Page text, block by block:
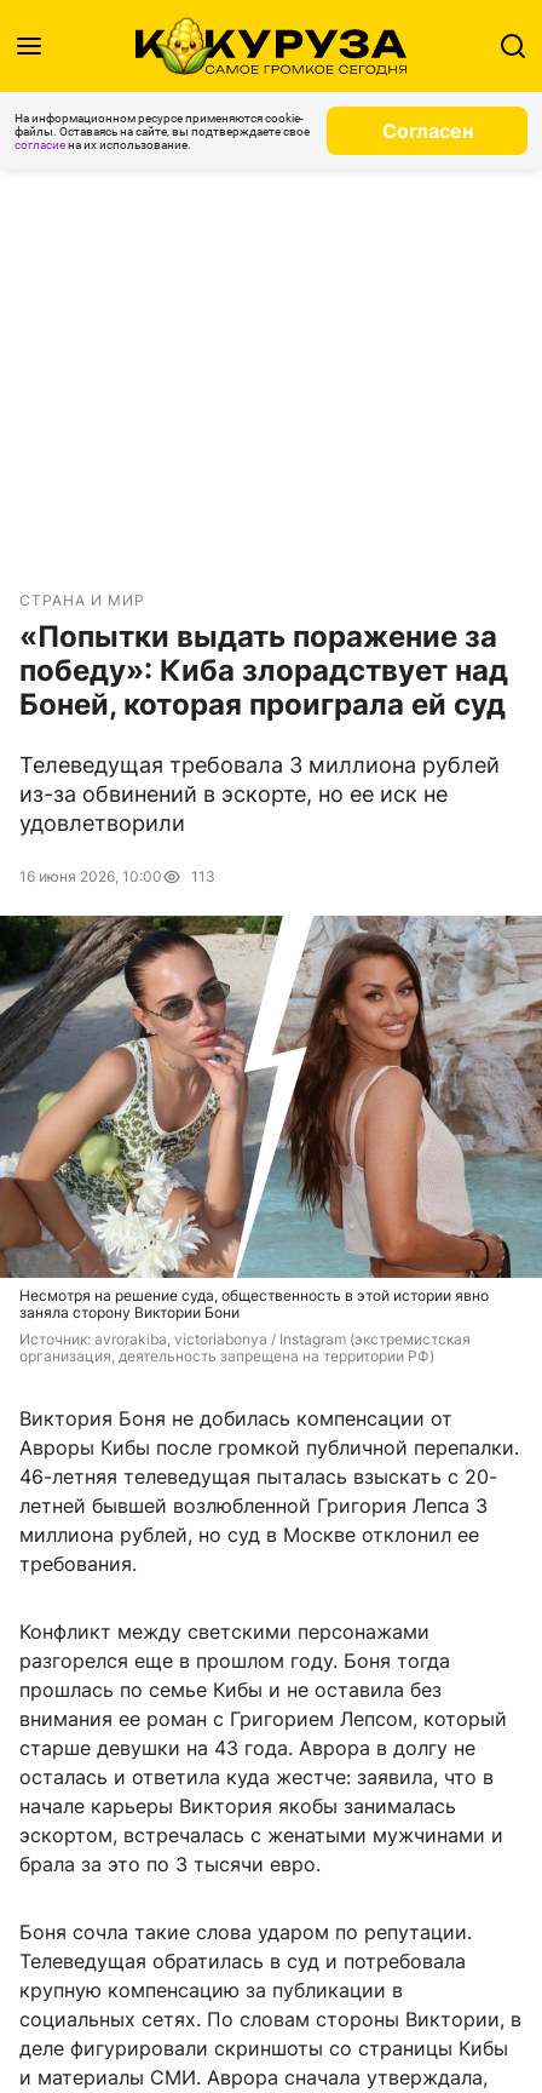
На информационном ресурсе применяются cookie-
файлы. Оставаясь на сайте, вы подтверждаете свое
согласиена их использование.
Согласен
СТРАНА И МИР
«Попытки выдать поражение за
победу»: Киба злорадствует над
Боней, которая проиграла ей суд
Телеведущая требовала 3 миллиона рублей
из-за обвинений в эскорте, но ее иск не
удовлетворили
16 июня 2026, 10:00 113
Несмотря на решение суда, общественность в этой истории явно
заняла сторону Виктории Бони
Источник: avrorakiba, victoriabonya / Instagram (экстремистская
организация, деятельность запрещена на территории РФ)
Виктория Боня не добилась компенсации от
Авроры Кибы после громкой публичной перепалки.
46-летняя телеведущая пыталась взыскать с 20-
летней бывшей возлюбленной Григория Лепса 3
миллиона рублей, но суд в Москве отклонил ее
требования.
Конфликт между светскими персонажами
разгорелся еще в прошлом году. Боня тогда
прошлась по семье Кибы и не оставила без
внимания ее роман с Григорием Лепсом, который
старше девушки на 43 года. Аврора в долгу не
осталась и ответила куда жестче: заявила, что в
начале карьеры Виктория якобы занималась
эскортом, встречалась с женатыми мужчинами и
брала за это по 3 тысячи евро.
Боня сочла такие слова ударом по репутации.
Телеведущая обратилась в суд и потребовала
крупную компенсацию за публикации в
социальных сетях. По словам стороны Виктории, в
деле фигурировали скриншоты со страницы Кибы
и материалы СМИ. Аврора сначала утверждала,